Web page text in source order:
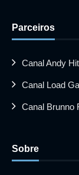
Parceiros
Canal Andy
Canal Load
Canal Brunno
Sobre